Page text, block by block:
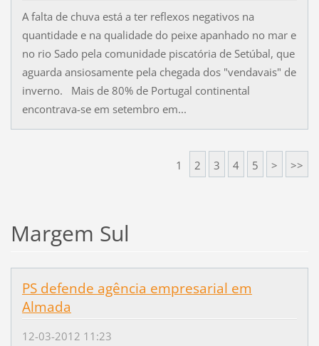
A falta de chuva está a ter reflexos negativos na
quantidade e na qualidade do peixe apanhado no mar e
no rio Sado pela comunidade piscatória de Setúbal, que
aguarda ansiosamente pela chegada dos "vendavais" de
inverno. Mais de 80% de Portugal continental
encontrava-se em setembro em...
1 2 3 4 5 > >>
Margem Sul
PS defende agência empresarial em
Almada
12-03-2012 11:23